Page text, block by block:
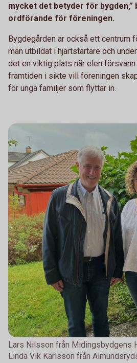
mycket det betyder för
ordförande för föreningen.
Bygdegården är också ett centrum
man utbildat i hjärtstartare och
det en viktig plats när elen
framtiden i sikte vill föreningen
för unga familjer som flyttar in.
Lars Nilsson från Midingsbydgens
Linda Vik Karlsson från